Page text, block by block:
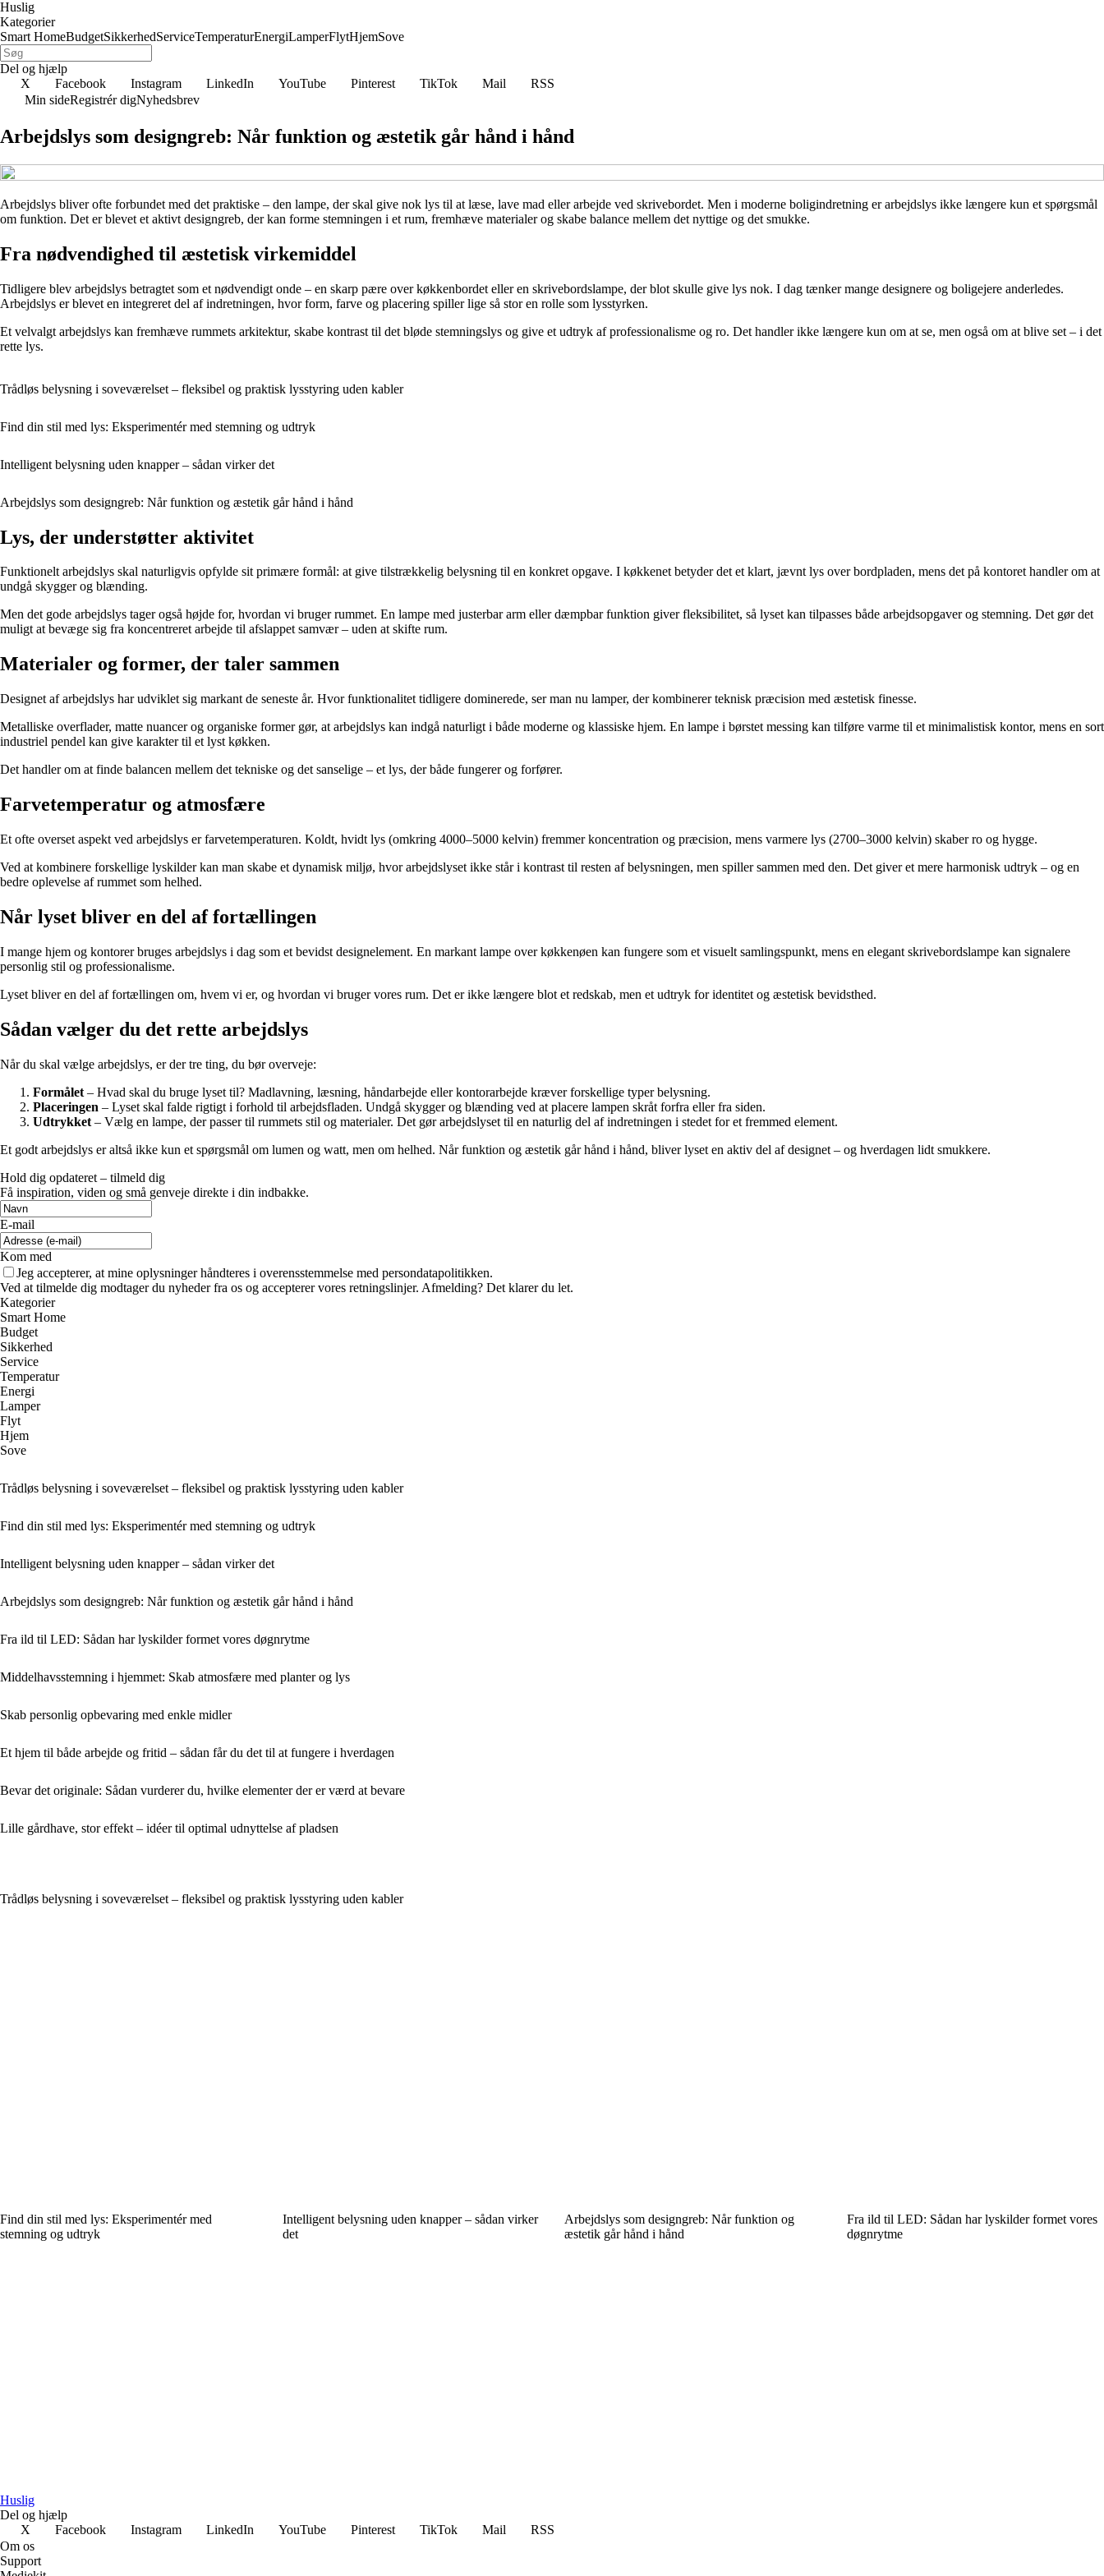
Huslig
Kategorier
Smart HomeBudgetSikkerhedServiceTemperaturEnergiLamperFlytHjemSove
Del og hjælp
X
Facebook Instagram LinkedIn YouTube Pinterest TikTok Mail
RSS
Min sideRegistrér digNyhedsbrev
Arbejdslys som designgreb: Når funktion og æstetik går hånd i hånd
Arbejdslys bliver ofte forbundet med det praktiske – den lampe, der skal give nok lys til at læse, lave mad eller arbejde ved skrivebordet. Men i moderne boligindretning er arbejdslys ikke længere kun et spørgsmål
om funktion. Det er blevet et aktivt designgreb, der kan forme stemningen i et rum, fremhæve materialer og skabe balance mellem det nyttige og det smukke.
Fra nødvendighed til æstetisk virkemiddel
Tidligere blev arbejdslys betragtet som et nødvendigt onde – en skarp pære over køkkenbordet eller en skrivebordslampe, der blot skulle give lys nok. I dag tænker mange designere og boligejere anderledes.
Arbejdslys er blevet en integreret del af indretningen, hvor form, farve og placering spiller lige så stor en rolle som lysstyrken.
Et velvalgt arbejdslys kan fremhæve rummets arkitektur, skabe kontrast til det bløde stemningslys og give et udtryk af professionalisme og ro. Det handler ikke længere kun om at se, men også om at blive set – i det
rette lys.
Trådløs belysning i soveværelset – fleksibel og praktisk lysstyring uden kabler
Find din stil med lys: Eksperimentér med stemning og udtryk
Intelligent belysning uden knapper – sådan virker det
Arbejdslys som designgreb: Når funktion og æstetik går hånd i hånd
Lys, der understøtter aktivitet
Funktionelt arbejdslys skal naturligvis opfylde sit primære formål: at give tilstrækkelig belysning til en konkret opgave. I køkkenet betyder det et klart, jævnt lys over bordpladen, mens det på kontoret handler om at
undgå skygger og blænding.
Men det gode arbejdslys tager også højde for, hvordan vi bruger rummet. En lampe med justerbar arm eller dæmpbar funktion giver fleksibilitet, så lyset kan tilpasses både arbejdsopgaver og stemning. Det gør det
muligt at bevæge sig fra koncentreret arbejde til afslappet samvær – uden at skifte rum.
Materialer og former, der taler sammen
Designet af arbejdslys har udviklet sig markant de seneste år. Hvor funktionalitet tidligere dominerede, ser man nu lamper, der kombinerer teknisk præcision med æstetisk finesse.
Metalliske overflader, matte nuancer og organiske former gør, at arbejdslys kan indgå naturligt i både moderne og klassiske hjem. En lampe i børstet messing kan tilføre varme til et minimalistisk kontor, mens en sort
industriel pendel kan give karakter til et lyst køkken.
Det handler om at finde balancen mellem det tekniske og det sanselige – et lys, der både fungerer og forfører.
Farvetemperatur og atmosfære
Et ofte overset aspekt ved arbejdslys er farvetemperaturen. Koldt, hvidt lys (omkring 4000–5000 kelvin) fremmer koncentration og præcision, mens varmere lys (2700–3000 kelvin) skaber ro og hygge.
Ved at kombinere forskellige lyskilder kan man skabe et dynamisk miljø, hvor arbejdslyset ikke står i kontrast til resten af belysningen, men spiller sammen med den. Det giver et mere harmonisk udtryk – og en
bedre oplevelse af rummet som helhed.
Når lyset bliver en del af fortællingen
I mange hjem og kontorer bruges arbejdslys i dag som et bevidst designelement. En markant lampe over køkkenøen kan fungere som et visuelt samlingspunkt, mens en elegant skrivebordslampe kan signalere
personlig stil og professionalisme.
Lyset bliver en del af fortællingen om, hvem vi er, og hvordan vi bruger vores rum. Det er ikke længere blot et redskab, men et udtryk for identitet og æstetisk bevidsthed.
Sådan vælger du det rette arbejdslys
Når du skal vælge arbejdslys, er der tre ting, du bør overveje:
Formålet – Hvad skal du bruge lyset til? Madlavning, læsning, håndarbejde eller kontorarbejde kræver forskellige typer belysning.
Placeringen – Lyset skal falde rigtigt i forhold til arbejdsfladen. Undgå skygger og blænding ved at placere lampen skråt forfra eller fra siden.
Udtrykket – Vælg en lampe, der passer til rummets stil og materialer. Det gør arbejdslyset til en naturlig del af indretningen i stedet for et fremmed element.
Et godt arbejdslys er altså ikke kun et spørgsmål om lumen og watt, men om helhed. Når funktion og æstetik går hånd i hånd, bliver lyset en aktiv del af designet – og hverdagen lidt smukkere.
Hold dig opdateret – tilmeld dig
Få inspiration, viden og små genveje direkte i din indbakke.
E-mail
Kom med
Jeg accepterer, at mine oplysninger håndteres i overensstemmelse med persondatapolitikken.
Ved at tilmelde dig modtager du nyheder fra os og accepterer vores retningslinjer. Afmelding? Det klarer du let.
Kategorier
Smart Home
Budget
Sikkerhed
Service
Temperatur
Energi
Lamper
Flyt
Hjem
Sove
Trådløs belysning i soveværelset – fleksibel og praktisk lysstyring uden kabler
Find din stil med lys: Eksperimentér med stemning og udtryk
Intelligent belysning uden knapper – sådan virker det
Arbejdslys som designgreb: Når funktion og æstetik går hånd i hånd
Fra ild til LED: Sådan har lyskilder formet vores døgnrytme
Middelhavsstemning i hjemmet: Skab atmosfære med planter og lys
Skab personlig opbevaring med enkle midler
Et hjem til både arbejde og fritid – sådan får du det til at fungere i hverdagen
Bevar det originale: Sådan vurderer du, hvilke elementer der er værd at bevare
Lille gårdhave, stor effekt – idéer til optimal udnyttelse af pladsen
Trådløs belysning i soveværelset – fleksibel og praktisk lysstyring uden kabler
Find din stil med lys: Eksperimentér med
stemning og udtryk
Intelligent belysning uden knapper – sådan virker
det
Arbejdslys som designgreb: Når funktion og
æstetik går hånd i hånd
Fra ild til LED: Sådan har lyskilder formet vores
døgnrytme
Huslig
Del og hjælp
X
Facebook Instagram LinkedIn YouTube Pinterest TikTok Mail
RSS
Om os
Support